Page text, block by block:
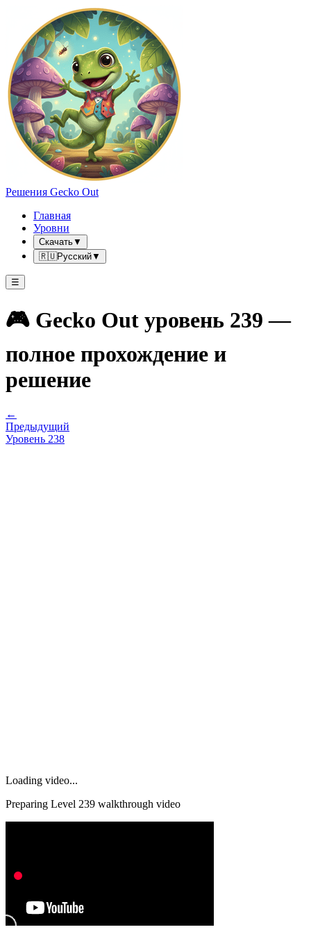
Решения Gecko Out
Главная
Уровни
Скачать▼
🇷🇺Русский▼
☰
🎮 Gecko Out уровень 239 —
полное прохождение и
решение
←
Предыдущий
Уровень 238
Loading video...
Preparing Level 239 walkthrough video